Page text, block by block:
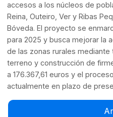
accesos a los núcleos de
Reina, Outeiro, Ver y Ribas
Bóveda. El proyecto se
para 2025 y busca mejorar la
de las zonas rurales
terreno y construcción de
a 176.367,61 euros y el
actualmente en plazo de